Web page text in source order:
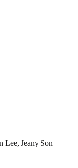
Lee, Jeany Son